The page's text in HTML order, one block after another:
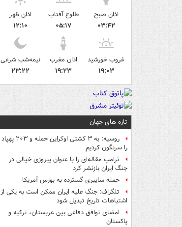
اذان صبح
۰۳:۴۲
طلوع آفتاب
۰۵:۱۷
اذان ظهر
۱۲:۱۰
غروب خورشید
۱۹:۰۳
اذان مغرب
۱۹:۲۳
نیمه‌شب شرعی
۲۳:۲۲
تازه های جهان
روسیه: به ۳ کشتی اوکراین حمله و ۲۰۳ پهپاد
را سرنگون کردیم
ترامپ مقاله‌ای را با عنوان پیروزی خیالی در
جنگ ایران بازنشر کرد
حمله سایبری گسترده به بورس آمریکا
تلگراف: جنگ علیه ایران ممکن است به یکی از
اشتباهات تاریخ تبدیل شود
امضای توافق دفاعی بین عربستان، ترکیه و
پاکستان